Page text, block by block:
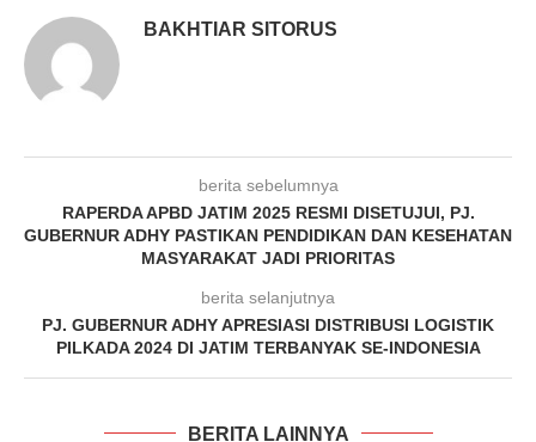
BAKHTIAR SITORUS
berita sebelumnya
RAPERDA APBD JATIM 2025 RESMI DISETUJUI, PJ.
GUBERNUR ADHY PASTIKAN PENDIDIKAN DAN KESEHATAN
MASYARAKAT JADI PRIORITAS
berita selanjutnya
PJ. GUBERNUR ADHY APRESIASI DISTRIBUSI LOGISTIK
PILKADA 2024 DI JATIM TERBANYAK SE-INDONESIA
BERITA LAINNYA